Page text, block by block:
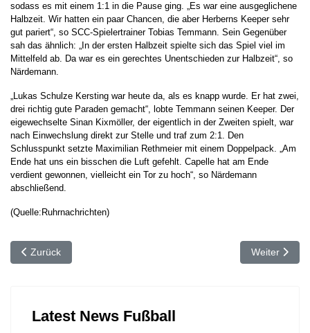
sodass es mit einem 1:1 in die Pause ging. „Es war eine ausgeglichene
Halbzeit. Wir hatten ein paar Chancen, die aber Herberns Keeper sehr
gut pariert“, so SCC-Spielertrainer Tobias Temmann. Sein Gegenüber
sah das ähnlich: „In der ersten Halbzeit spielte sich das Spiel viel im
Mittelfeld ab. Da war es ein gerechtes Unentschieden zur Halbzeit“, so
Närdemann.
„Lukas Schulze Kersting war heute da, als es knapp wurde. Er hat zwei,
drei richtig gute Paraden gemacht“, lobte Temmann seinen Keeper. Der
eigewechselte Sinan Kixmöller, der eigentlich in der Zweiten spielt, war
nach Einwechslung direkt zur Stelle und traf zum 2:1. Den
Schlusspunkt setzte Maximilian Rethmeier mit einem Doppelpack. „Am
Ende hat uns ein bisschen die Luft gefehlt. Capelle hat am Ende
verdient gewonnen, vielleicht ein Tor zu hoch“, so Närdemann
abschließend.
(Quelle:Ruhrnachrichten)
Vorheriger Beitrag: ⚽️ Remis für den SC Capelle
Zurück Nächster
Weiter
Latest News Fußball